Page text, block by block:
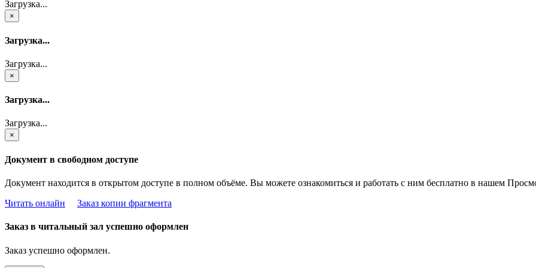
Загрузка...
×
Загрузка...
Загрузка...
×
Загрузка...
Загрузка...
×
Документ в свободном доступе
Документ находится в открытом доступе в полном объёме. Вы можете ознакомиться и работать с ним бесплатно в нашем
Читать онлайн
Заказ копии фрагмента
Заказ в читальный зал успешно оформлен
Заказ успешно оформлен.